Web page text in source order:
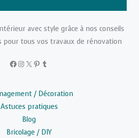
avec style grâce à nos conseils
pour tous vos travaux de rénovation
Facebook
Instagram
X Pinterest
Tumblr
/ Décoration
Astuces pratiques
Blog
Bricolage / DIY